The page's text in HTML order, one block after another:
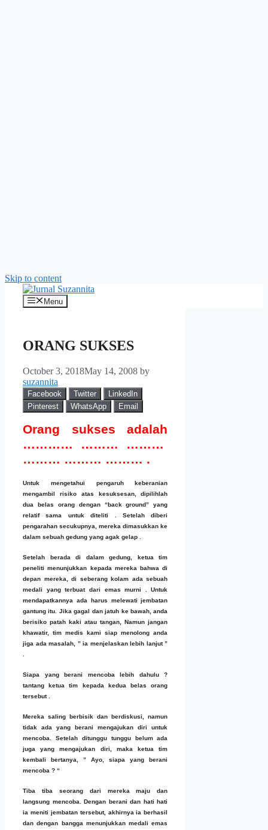
Skip to content
Menu
ORANG SUKSES
October 3, 2018May 14, 2008 by
suzannita
Facebook Twitter
LinkedIn
Pinterest
WhatsApp Email
Orang sukses adalah
………… ……… ………
……… ……… ……… .
Untuk mengetahui pengaruh keberanian
mengambil risiko atas kesuksesan, dipilihlah
dua belas orang dengan “back ground” yang
relatif sama untuk diteliti . Setelah diberi
pengarahan secukupnya, mereka dimasukkan ke
dalam sebuah gedung yang agak gelap .
Setelah berada di dalam gedung, ketua tim
peneliti menunjukkan kepada mereka bahwa di
depan mereka, di seberang kolam ada sebuah
medali yang terbuat dari emas murni . Untuk
mendapatkannya ada harus melewati jembatan
gantung itu. Jika gagal dan jatuh ke bawah, anda
berisiko patah kaki atau tangan, Namun jangan
khawatir, tim medis kami siap menolong anda
jiga ada masalah, ” ia menjelaskan lebih lanjut ”
Siapa yang berani mencoba lebih dahulu ?
tantang ketua tim kepada kedua belas orang
tersebut .
Mereka saling berbisik dan berdiskusi, namun
tidak ada yang berani mengajukan diri untuk
mencoba. Setelah ditunggu tunggu belum ada
juga yang mengajukan diri, maka ketua tim
kembali bertanya, ” Ayo, siapa yang berani
mencoba ? “
Tiba tiba seorang dari mereka maju dan
langsung mencoba. Dengan berani dan hati hati
ia meniti jembatan tersebut, akhirnya ia berhasil
dan dengan bangga menunjukkan medali emas